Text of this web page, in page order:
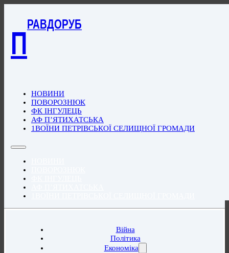
П
РАВДОРУБ
НОВИНИ
ПОВОРОЗНЮК
ФК ІНГУЛЕЦЬ
АФ П’ЯТИХАТСЬКА
1ВОЇНИ ПЕТРІВСЬКОЇ СЕЛИЩНОЇ ГРОМАДИ
Війна
Політика
Економіка